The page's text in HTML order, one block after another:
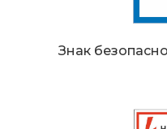
Знак